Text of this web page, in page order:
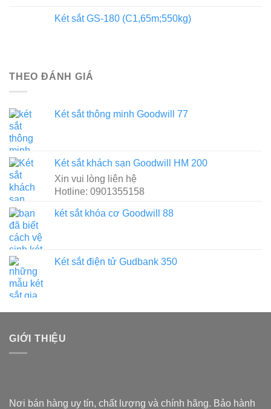
Két sắt GS-180 (C1,65m;550kg)
THEO ĐÁNH GIÁ
Két sắt thông minh Goodwill 77
Két sắt khách sạn Goodwill HM 200
Xin vui lòng liên hệ
Hotline: 0901355158
két sắt khóa cơ Goodwill 88
Két sắt điện tử Gudbank 350
GIỚI THIỆU
Nơi bán hàng uy tín, chất lượng và chính hãng. Bảo hành